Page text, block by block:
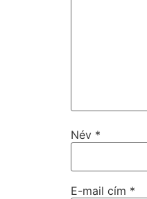
Név *
E-mail cím *